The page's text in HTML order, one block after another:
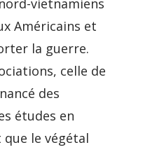
vietnamiens
Américains et
la guerre.
celle de
des
études en
le végétal